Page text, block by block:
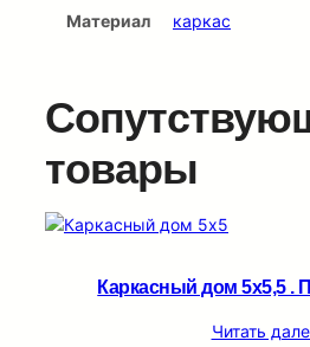
Материал каркас
товары
Каркасный дом 5х5,5 .
Читать